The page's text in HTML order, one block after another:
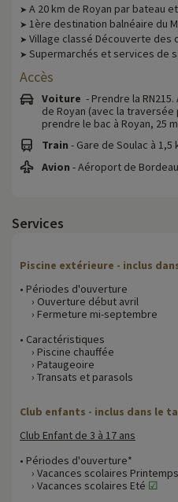
➤ A 20 km de Royan par bateau
➤ 1ère destination balnéaire du
➤ Village classé Découverte des
➤ Supermarchés et services de
Accès
Voiture - Prendre la
de Royan (avec la
prendre le bac à Royan, 25
Train - Gare de Soulac à 1,5
Avion - Aéroport de
Services
Piscine extérieure - inclus
• Périodes d'ouverture
› Ouverture début avril
› Fermeture mi-septembre
• Caractéristiques
› Piscine chauffée
› Pataugeoire
› Transats et parasols
Club enfants - inclus dans le
Club Enfant de 3 à 17 ans
• Périodes d'ouverture*
› Vacances scolaires Printemps
› Vacances scolaires Eté ☑